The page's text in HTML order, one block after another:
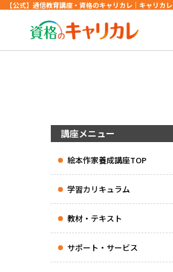
【公式】通信教育講座・資格のキャリカレ｜キャリカレ
講座メニュー
絵本作家養成講座TOP
学習カリキュラム
教材・テキスト
サポート・サービス